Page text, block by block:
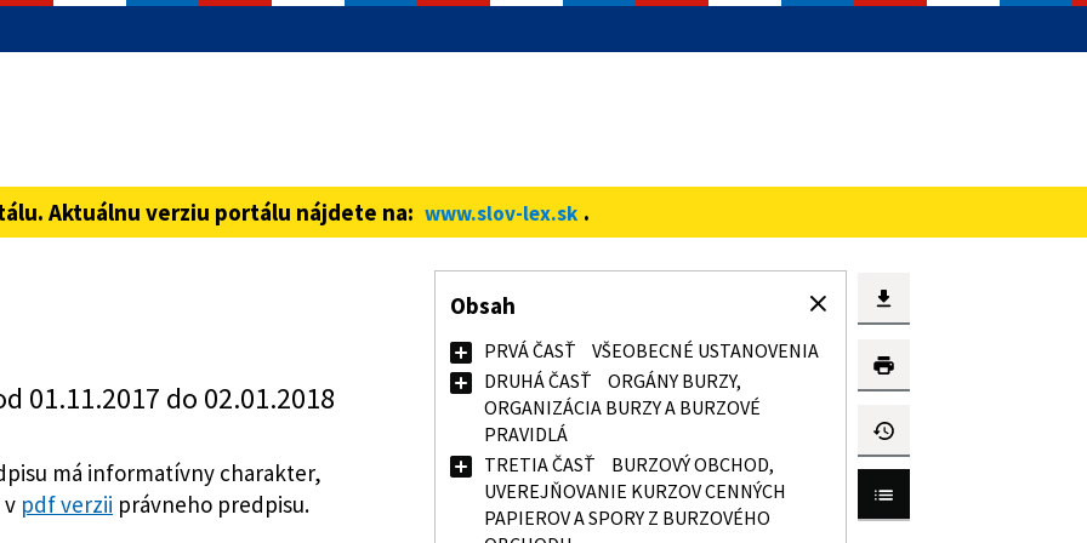
Aktuálnu verziu portálu nájdete na: www.slov-lex.sk .
01.11.2017 do 02.01.2018
má informatívny charakter,
v pdf verzii právneho predpisu.
Obsah
PRVÁ ČASŤ
VŠEOBECNÉ USTANOVENIA
DRUHÁ ČASŤ
ORGÁNY BURZY,
ORGANIZÁCIA BURZY A BURZOVÉ
PRAVIDLÁ
TRETIA ČASŤ
BURZOVÝ OBCHOD,
UVEREJŇOVANIE KURZOV CENNÝCH
PAPIEROV A SPORY Z BURZOVÉHO